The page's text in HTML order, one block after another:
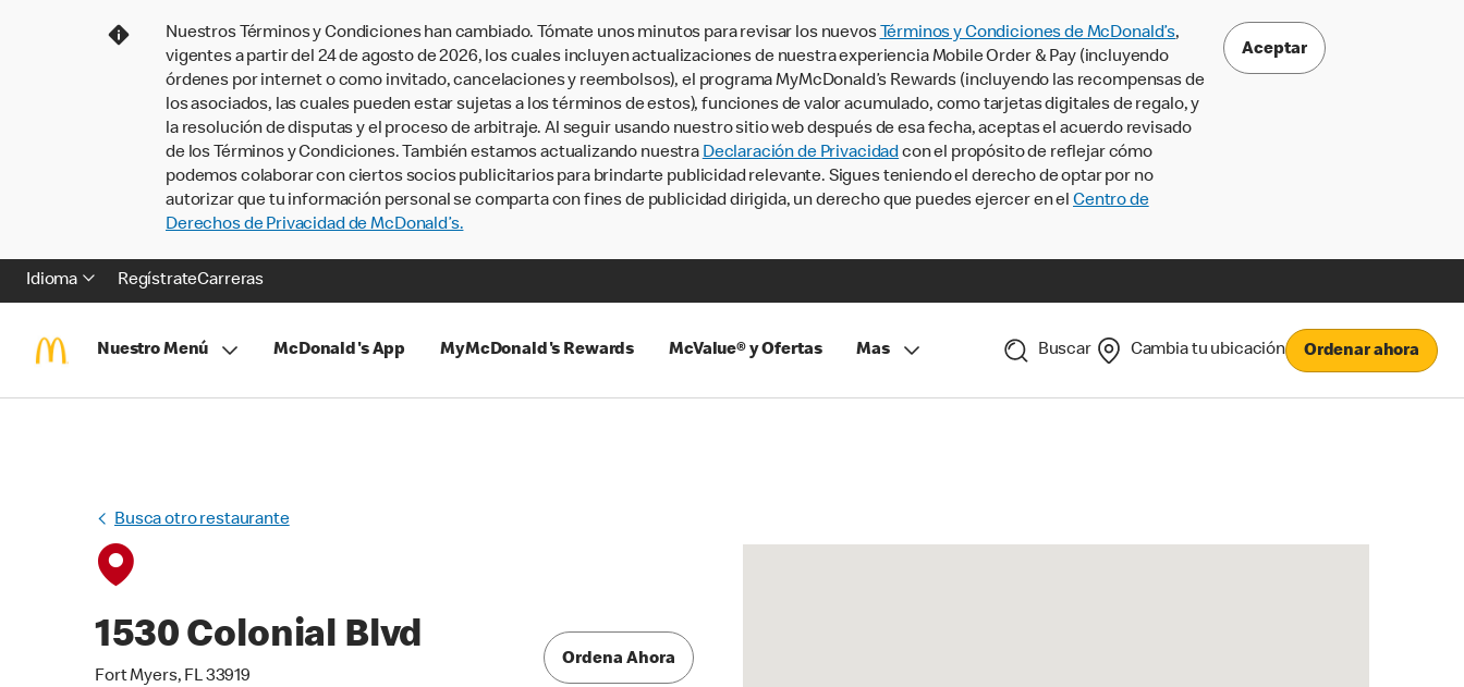
Nuestros Términos y Condiciones han cambiado. Tómate unos minutos para revisar los nuevos Términos y Condiciones de McDonald’s,
vigentes a partir del 24 de agosto de 2026, los cuales incluyen actualizaciones de nuestra experiencia Mobile Order & Pay (incluyendo
órdenes por internet o como invitado, cancelaciones y reembolsos), el programa MyMcDonald’s Rewards (incluyendo las recompensas de
los asociados, las cuales pueden estar sujetas a los términos de estos), funciones de valor acumulado, como tarjetas digitales de regalo, y
la resolución de disputas y el proceso de arbitraje. Al seguir usando nuestro sitio web después de esa fecha, aceptas el acuerdo revisado
de los Términos y Condiciones. También estamos actualizando nuestra Declaración de Privacidadcon el propósito de reflejar cómo
podemos colaborar con ciertos socios publicitarios para brindarte publicidad relevante. Sigues teniendo el derecho de optar por no
autorizar que tu información personal se comparta con fines de publicidad dirigida, un derecho que puedes ejercer en el Centro de
Derechos de Privacidad de McDonald’s.
Aceptar
Idioma RegístrateCarreras
Nuestro Menú McDonald's App MyMcDonald's Rewards McValue® y Ofertas Mas Buscar Cambia tu ubicación Ordenar ahora
Busca otro restaurante
1530 Colonial Blvd
Fort Myers, FL 33919
Ordena Ahora